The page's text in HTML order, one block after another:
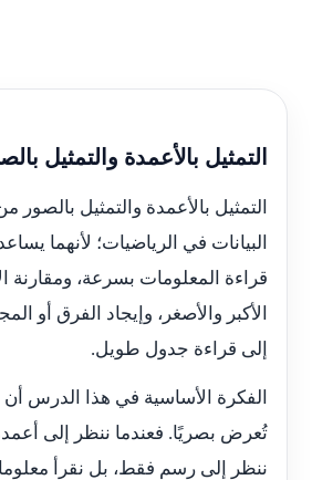
التمثيل بالأعمدة والتمثيل
التمثيل بالأعمدة والتمثيل
البيانات في الرياضيات؛ لأنهما
قراءة المعلومات بسرعة، ومقارنة
الأكبر والأصغر، وإيجاد الفرق أو
إلى قراءة جدول طويل.
الفكرة الأساسية في هذا الدرس أن
تُعرض بصريًا. فعندما ننظر إلى أعمدة
ننظر إلى رسم فقط، بل نقرأ